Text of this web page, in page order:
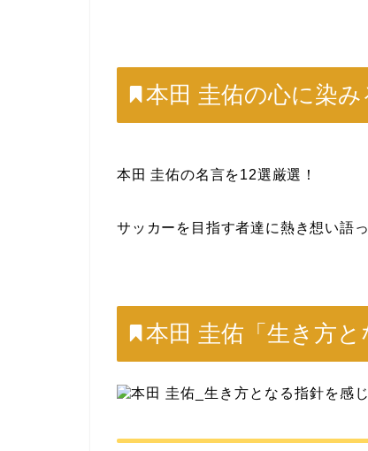
本田 圭佑の心に染み
本田 圭佑の名言を12選厳選！
サッカーを目指す者達に熱き想い語
本田 圭佑「生き方